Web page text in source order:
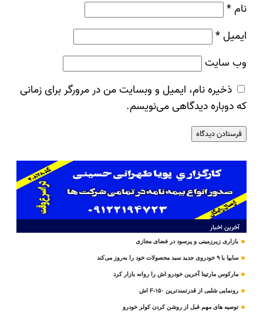
نام*
ایمیل*
وب‌ سایت
ذخیره نام، ایمیل و وبسایت من در مرورگر برای زمانی
که دوباره دیدگاهی می‌نویسم.
آخرین اخبار
بازاری زیرزمینی و پرسود در فضای مجازی
سایپا با ۹ خودروی جدید سبد محصولات خود را به‌روز می‌کند
مارکوس مارتینا آخرین خودرو اش را روانه بازار کرد
رونمایی شلبی از قدرتمندترین F-۱۵۰ اش
توصیه های مهم قبل از روشن کردن کولر خودرو